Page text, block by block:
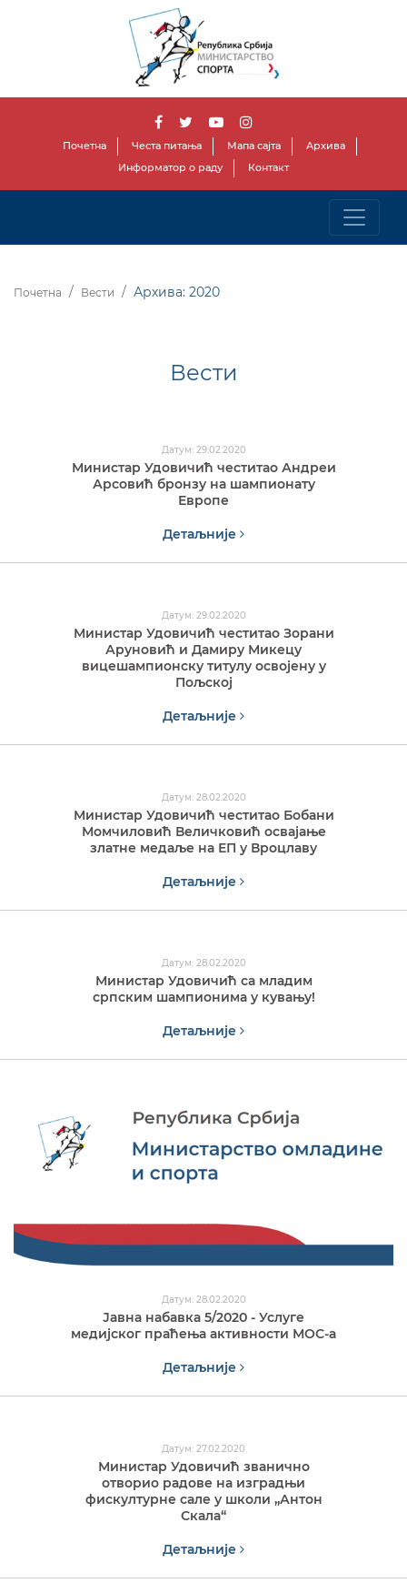
Почетна Честа питања Мапа сајта
Архива
Информатор о раду
Контакт
Почетна Вести Архива: 2020
Вести
Датум: 29.02.2020
Министар Удовичић честитао Андреи
Арсовић бронзу на шампионату
Европе
Детаљније
Датум: 29.02.2020
Министар Удовичић честитао Зорани
Аруновић и Дамиру Микецу
вицешампионску титулу освојену у
Пољској
Детаљније
Датум: 28.02.2020
Министар Удовичић честитао Бобани
Момчиловић Величковић освајање
златне медаље на ЕП у Вроцлаву
Детаљније
Датум: 28.02.2020
Министар Удовичић са младим
српским шампионима у кувању!
Детаљније
Датум: 28.02.2020
Јавна набавка 5/2020 - Услуге
медијског праћења активности МОС-а
Детаљније
Датум: 27.02.2020
Министар Удовичић званично
отворио радове на изградњи
фискултурне сале у школи „Антон
Скала“
Детаљније